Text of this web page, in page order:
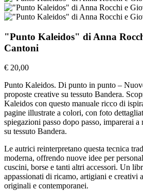
"Punto Kaleidos" di Anna
Cantoni
€ 20,00
Punto Kaleidos. Di punto in punto –
proposte creative su tessuto Bandera.
Kaleidos con questo manuale ricco di
pagine illustrate a colori, con foto
spiegazioni passo dopo passo, imparerai
su tessuto Bandera.
Le autrici reinterpretano questa tecnica
moderna, offrendo nuove idee per
cuscini, borse e tanti altri accessori. Un
appassionati di ricamo, artigiani e creativi
originali e contemporanei.